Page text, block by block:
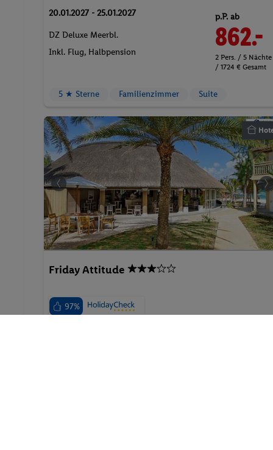
20.01.2027 - 25.01.2027
DZ Deluxe Meerbl.
Inkl. Flug, Halbpension
p.P. ab
862.-
2 Pers. / 5 Nächte
/ 1724 € Gesamt
5 ★ Sterne Familienzimmer Suite
Friday Attitude
97%